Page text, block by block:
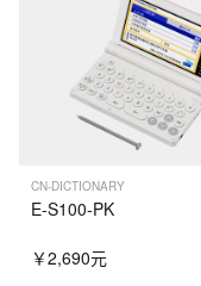
CN-DICTIONARY
E-S100-PK
￥2,690元